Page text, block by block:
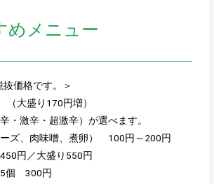
めメニュー
抜価格です。＞
大盛り170円増）
・激辛・超激辛）が選べます。
ーズ、肉味噌、煮卵） 100円～200円
円／大盛り550円
5個 300円